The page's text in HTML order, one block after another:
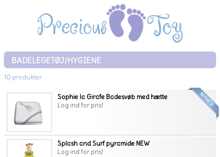
BADELEGETØJ/HYGIENE
10 produkter
Sophie la Girafe Badesvøb med hætte
Log ind for pris!
Splash and Surf pyramide NEW
Log ind for pris!